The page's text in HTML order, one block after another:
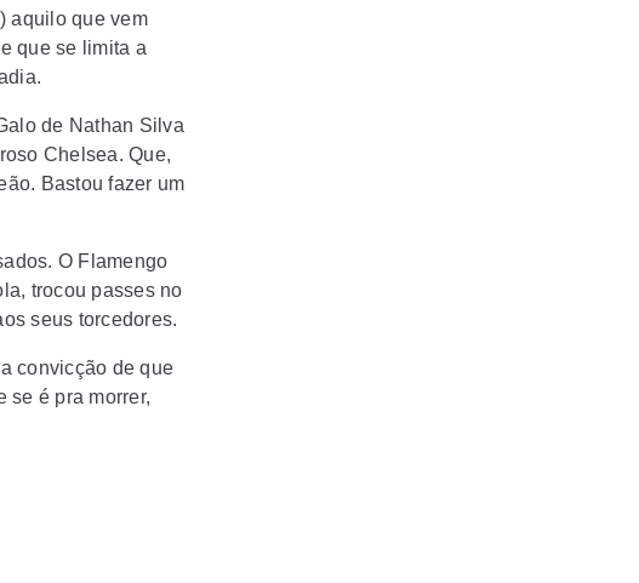
aquilo que vem
que se limita a
de Nathan Silva
Chelsea. Que,
Bastou fazer um
O Flamengo
trocou passes no
seus torcedores.
convicção de que
se é pra morrer,